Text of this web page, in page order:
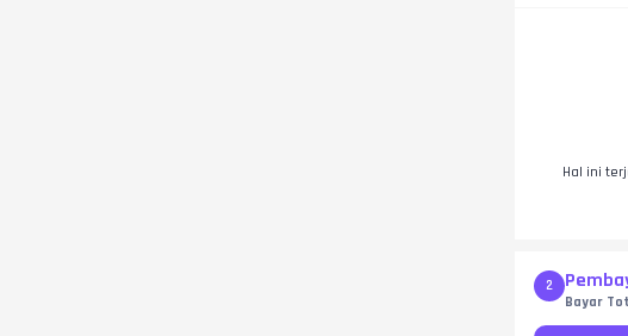
Hal ini
2
Bayar